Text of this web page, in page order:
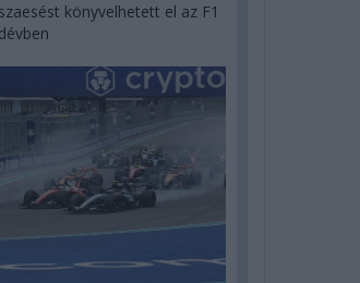
könyvelhetett el az F1